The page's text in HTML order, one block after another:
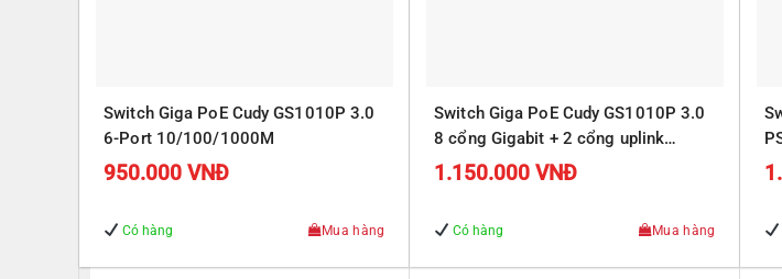
Switch Giga PoE Cudy GS1010P 3.0
6-Port 10/100/1000M
950.000VNĐ
Có hàng Mua hàng
Switch Giga PoE Cudy GS1010P 3.0
8 cổng Gigabit + 2 cổng uplink
Gigabit
1.150.000VNĐ
Có hàng Mua hàng